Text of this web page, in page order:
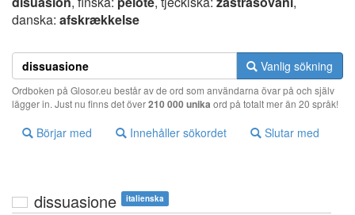
danska: afskrækkelse
Vanlig sökning
Ordboken på Glosor.eu består av de ord som användarna övar på och själv
lägger in. Just nu finns det över210 000 unika ord på totalt mer än 20 språk!
Börjar med Innehåller sökordet Slutar med
dissuasione italienska